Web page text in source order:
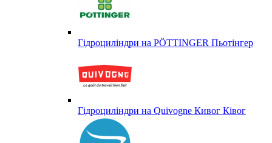
Гідроциліндри на PÖTTINGER Пьотінгер
Гідроциліндри на Quivogne Кивог Ківог